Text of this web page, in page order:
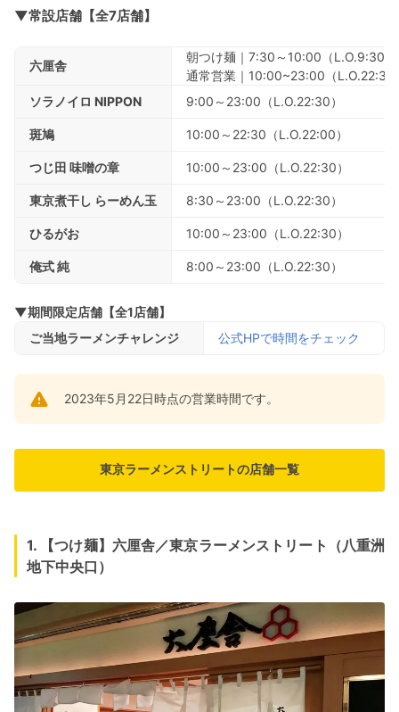
▼常設店舗【全7店舗】
六厘舎
朝つけ麺｜7:30～10:00（L.O.9:30）
通常営業｜10:00~23:00（L.O.22:30
ソラノイロ NIPPON
9:00～23:00（L.O.22:30）
斑鳩 10:00～22:30（L.O.22:00）
つじ田 味噌の章 10:00～23:00（L.O.22:30）
東京煮干し らーめん玉 8:30～23:00（L.O.22:30）
ひるがお 10:00～23:00（L.O.22:30）
俺式 純 8:00～23:00（L.O.22:30）
▼期間限定店舗【全1店舗】
ご当地ラーメンチャレンジ
公式HPで時間をチェック
2023年5月22日時点の営業時間です。
東京ラーメンストリートの店舗一覧
1. 【つけ麺】六厘舎／東京ラーメンストリート（八重洲
地下中央口）